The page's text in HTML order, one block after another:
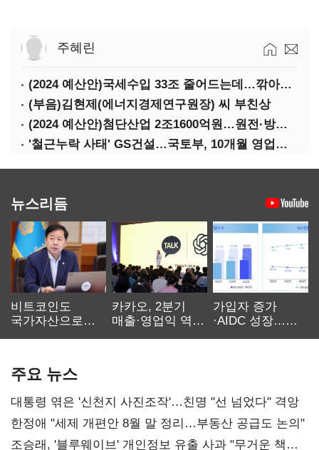
주혜린
(2024 예산안)국세수입 33조 줄어드는데…깎아주는 세금 '77조'
(부음)김현제(에너지경제연구원장) 씨 부친상
(2024 예산안)첨단산업 2조1600억원…원전·방산·플랜트에 1조3000억원
'철근누락 사태' GS건설…국토부, 10개월 영업정지 처분
뉴스리듬
비트코인도
국가자산으로…'
카카오, 2분기
매출·영업익 역대
가입자 증가
·AIDC 성장…
주요 뉴스
대통령 엮은 '신천지 사진조작'…친명 "선 넘었다" 격앙
한정애 "세제 개편안 8월 말 정리…부동산 공급도 논의"
조승래, '블루웨이브' 개인정보 유출 사과 "무거운 책임